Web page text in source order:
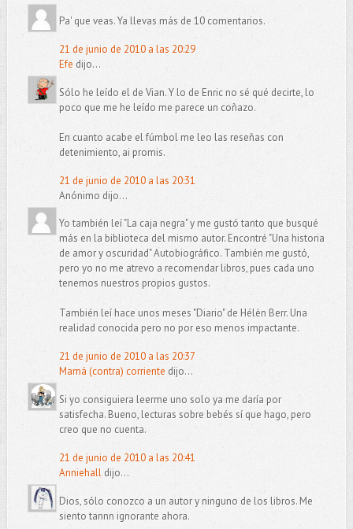
Pa' que veas. Ya llevas más de 10 comentarios.
21 de junio de 2010 a las 20:29
Efe dijo...
Sólo he leído el de Vian. Y lo de Enric no sé qué decirte, lo
poco que me he leído me parece un coñazo.
En cuanto acabe el fúmbol me leo las reseñas con
detenimiento, ai promis.
21 de junio de 2010 a las 20:31
Anónimo dijo...
Yo también leí "La caja negra" y me gustó tanto que busqué
más en la biblioteca del mismo autor. Encontré "Una historia
de amor y oscuridad" Autobiográfico. También me gustó,
pero yo no me atrevo a recomendar libros, pues cada uno
tenemos nuestros propios gustos.
También leí hace unos meses "Diario" de Hélèn Berr. Una
realidad conocida pero no por eso menos impactante.
21 de junio de 2010 a las 20:37
Mamá (contra) corriente dijo...
Si yo consiguiera leerme uno solo ya me daría por
satisfecha. Bueno, lecturas sobre bebés sí que hago, pero
creo que no cuenta.
21 de junio de 2010 a las 20:41
Anniehalldijo...
Dios, sólo conozco a un autor y ninguno de los libros. Me
siento tannn ignorante ahora.